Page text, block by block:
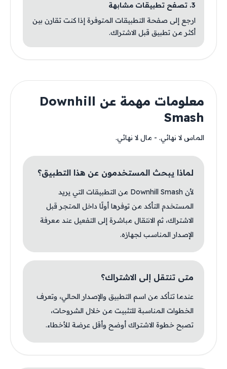
3. تصفح تطبيقات مشابهة
ارجع إلى صفحة التطبيقات المتوفرة إذا كنت تقارن بين
أكثر من تطبيق قبل الاشتراك.
معلومات مهمة عن Downhill
Smash
الماس لا نهائي. - مال لا نهائي.
لماذا يبحث المستخدمون عن هذا التطبيق؟
لأن Downhill Smash من التطبيقات التي يريد
المستخدم التأكد من توفرها أولًا داخل المتجر قبل
الاشتراك، ثم الانتقال مباشرة إلى التفعيل عند معرفة
الإصدار المناسب لجهازه.
متى تنتقل إلى الاشتراك؟
عندما تتأكد من اسم التطبيق والإصدار الحالي، وتعرف
الخطوات المناسبة للتثبيت من خلال الشروحات،
تصبح خطوة الاشتراك أوضح وأقل عرضة للأخطاء.